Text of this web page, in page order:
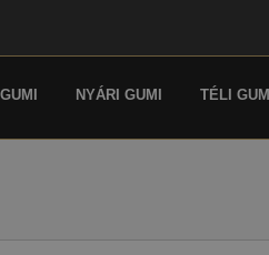
NYÁRI GUMI TÉLI GUMI